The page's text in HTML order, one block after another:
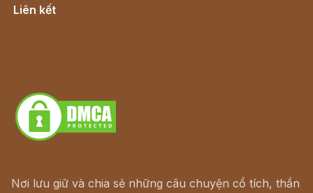
Liên kết
Nơi lưu giữ và chia sẻ những câu chuyện cổ tích, thần